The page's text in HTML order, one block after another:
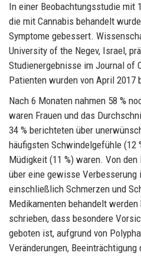
In einer Beobachtungsstudie mit
die mit Cannabis behandelt
Symptome gebessert.
University of the Negev, Israel,
Studienergebnisse im Journal of
Patienten wurden von April 2017
Nach 6 Monaten nahmen 58 %
waren Frauen und das
34 % berichteten über
häufigsten Schwindelgefühle (12
Müdigkeit (11 %) waren. Von
über eine gewisse
einschließlich Schmerzen und
Medikamenten behandelt
schrieben, dass besondere
geboten ist, aufgrund von
Veränderungen,